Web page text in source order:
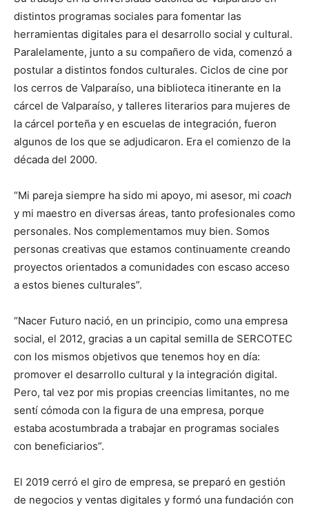
distintos programas sociales para fomentar las
herramientas digitales para el desarrollo social y cultural.
Paralelamente, junto a su compañero de vida, comenzó a
postular a distintos fondos culturales. Ciclos de cine por
los cerros de Valparaíso, una biblioteca itinerante en la
cárcel de Valparaíso, y talleres literarios para mujeres de
la cárcel porteña y en escuelas de integración, fueron
algunos de los que se adjudicaron. Era el comienzo de la
década del 2000.
“Mi pareja siempre ha sido mi apoyo, mi asesor, mi coach
y mi maestro en diversas áreas, tanto profesionales como
personales. Nos complementamos muy bien. Somos
personas creativas que estamos continuamente creando
proyectos orientados a comunidades con escaso acceso
a estos bienes culturales”.
“Nacer Futuro nació, en un principio, como una empresa
social, el 2012, gracias a un capital semilla de SERCOTEC
con los mismos objetivos que tenemos hoy en día:
promover el desarrollo cultural y la integración digital.
Pero, tal vez por mis propias creencias limitantes, no me
sentí cómoda con la figura de una empresa, porque
estaba acostumbrada a trabajar en programas sociales
con beneficiarios”.
El 2019 cerró el giro de empresa, se preparó en gestión
de negocios y ventas digitales y formó una fundación con